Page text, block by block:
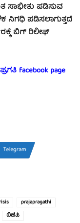
ಪಡಿಸುವ
ನಿಗಧಿ ಪಡಿಸಲಾಗುತ್ತದೆ
ಬಿಗ್ ರಿಲೀಫ್
facebookpage
Telegram
prajapragathi
ಬಿಜೆಪಿ